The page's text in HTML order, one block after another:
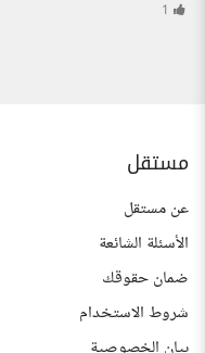
مستقل
عن مستقل
الأسئلة الشائعة
ضمان حقوقك
شروط الاستخدام